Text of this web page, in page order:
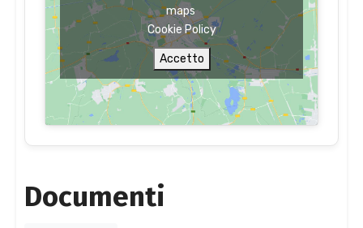
maps
Cookie Policy
Accetto
Documenti